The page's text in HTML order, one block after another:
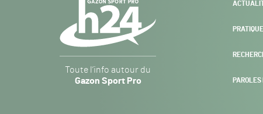
Sport
Pro
Toute l’info autour du
Gazon Sport Pro
PAROLES